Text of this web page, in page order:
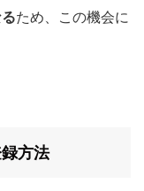
ため、この機会に
方法